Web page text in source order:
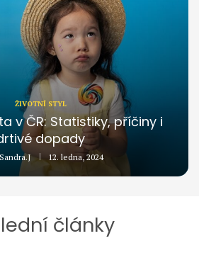
ŽIVOTNÍ STYL
v ČR: Statistiky, příčiny i
dopady
Sandra.J 12. ledna, 2024
články